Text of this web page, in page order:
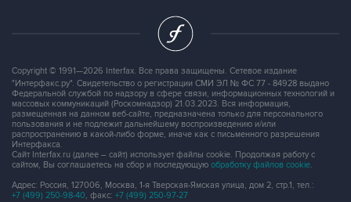
Copyright © 1991—2026 Interfax. Все права защищены. Сетевое издание
"Интерфакс.ру". Свидетельство о регистрации СМИ ЭЛ № ФС 77 - 84928 выдано
Федеральной службой по надзору в сфере связи, информационных технологий и
массовых коммуникаций (Роскомнадзор) 21.03.2023. Вся информация,
размещенная на данном веб-сайте, предназначена только для персонального
пользования и не подлежит дальнейшему воспроизведению и/или
распространению в какой-либо форме, иначе как с письменного разрешения
Интерфакса.
Сайт Interfax.ru (далее – сайт) использует файлы cookie. Продолжая работу с
сайтом, Вы соглашаетесь на сбор и последующую обработку файлов cookie.
Адрес: Россия, 127006, Москва, 1-я Тверская-Ямская улица, дом 2, стр.1, тел.:
+7 (499) 250-98-40, факс: +7 (499) 250-97-27